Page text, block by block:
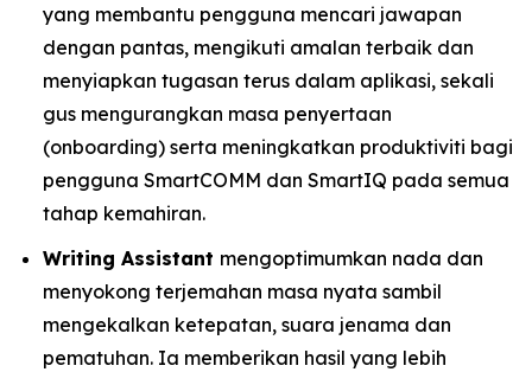
yang membantu pengguna mencari jawapan
dengan pantas, mengikuti amalan terbaik dan
menyiapkan tugasan terus dalam aplikasi, sekali
gus mengurangkan masa penyertaan
(onboarding) serta meningkatkan produktiviti bagi
pengguna SmartCOMM dan SmartIQ pada semua
tahap kemahiran.
Writing Assistant mengoptimumkan nada dan
menyokong terjemahan masa nyata sambil
mengekalkan ketepatan, suara jenama dan
pematuhan. Ia memberikan hasil yang lebih